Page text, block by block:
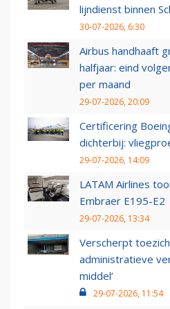
lijndienst binnen
30-07-2026, 6:30
Airbus handhaaft
halfjaar: eind
per maand
29-07-2026, 20:09
Certificering
dichterbij:
29-07-2026, 14:09
LATAM Airlines
Embraer E195-E2
29-07-2026, 13:34
Verscherpt
administratieve
middel’
29-07-2026, 11:54